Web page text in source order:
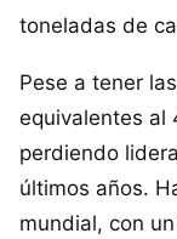
toneladas de
Pese a tener
equivalentes al
perdiendo
últimos años.
mundial, con